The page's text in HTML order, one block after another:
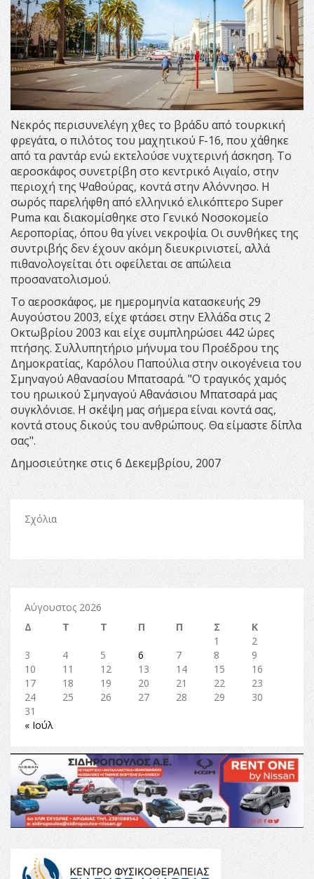
Νεκρός περισυνελέγη χθες το βράδυ από τουρκική
φρεγάτα, ο πιλότος του μαχητικού F-16, που χάθηκε
από τα ραντάρ ενώ εκτελούσε νυχτερινή άσκηση. Το
αεροσκάφος συνετρίβη στο κεντρικό Αιγαίο, στην
περιοχή της Ψαθούρας, κοντά στην Αλόννησο. Η
σωρός παρελήφθη από ελληνικό ελικόπτερο Super
Puma και διακομίσθηκε στο Γενικό Νοσοκομείο
Αεροπορίας, όπου θα γίνει νεκροψία. Οι συνθήκες της
συντριβής δεν έχουν ακόμη διευκρινιστεί, αλλά
πιθανολογείται ότι οφείλεται σε απώλεια
προσανατολισμού.
Το αεροσκάφος, με ημερομηνία κατασκευής 29
Αυγούστου 2003, είχε φτάσει στην Ελλάδα στις 2
Οκτωβρίου 2003 και είχε συμπληρώσει 442 ώρες
πτήσης. Συλλυπητήριο μήνυμα του Προέδρου της
Δημοκρατίας, Καρόλου Παπούλια στην οικογένεια του
Σμηναγού Αθανασίου Μπατσαρά. "Ο τραγικός χαμός
του ηρωικού Σμηναγού Αθανάσιου Μπατσαρά μας
συγκλόνισε. Η σκέψη μας σήμερα είναι κοντά σας,
κοντά στους δικούς του ανθρώπους. Θα είμαστε δίπλα
σας".
Δημοσιεύτηκε στις 6 Δεκεμβρίου, 2007
Σχόλια
Αύγουστος 2026
Δ
Τ Τ Π Π Σ
Κ
1
2
3
4 5 6 7 8
9
10
11 12 13 14 15
16
17
18 19 20 21 22
23
24
25 26 27 28 29
30
31
« Ιούλ